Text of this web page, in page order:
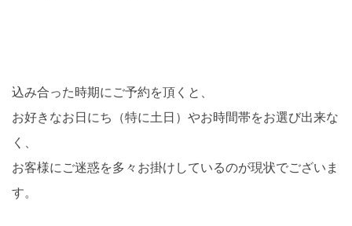
込み合った時期にご予約を頂くと、
お好きなお日にち（特に土日）やお時間帯をお選び出来な
く、
お客様にご迷惑を多々お掛けしているのが現状でございま
す。